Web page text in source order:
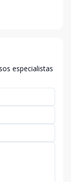
especialistas